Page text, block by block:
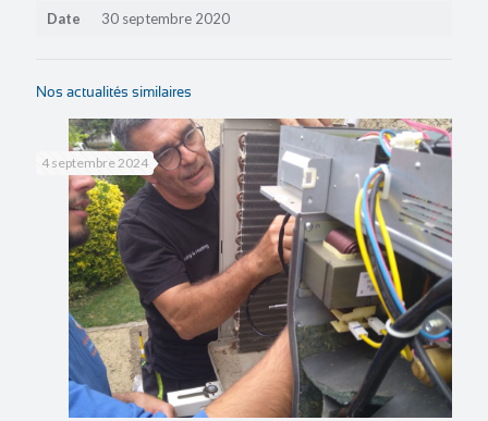
Date 30 septembre 2020
Nos actualités similaires
4 septembre 2024